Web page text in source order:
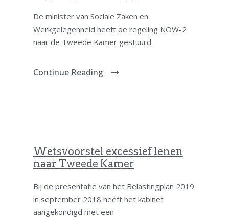
De minister van Sociale Zaken en
Werkgelegenheid heeft de regeling NOW-2
naar de Tweede Kamer gestuurd.
Continue Reading
Wetsvoorstel excessief lenen
naar Tweede Kamer
Bij de presentatie van het Belastingplan 2019
in september 2018 heeft het kabinet
aangekondigd met een